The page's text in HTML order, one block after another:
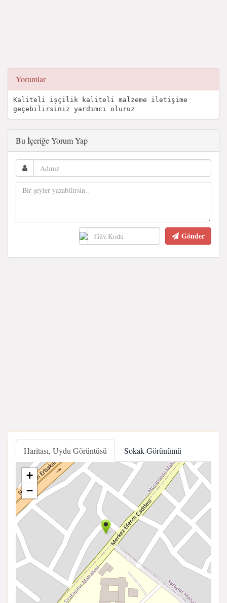
Yorumlar
Kaliteli işçilik kaliteli malzeme iletişime
geçebilirsiniz yardımcı oluruz
Bu İçeriğe Yorum Yap
Gönder
Haritası, Uydu Görüntüsü Sokak Görünümü
+
−